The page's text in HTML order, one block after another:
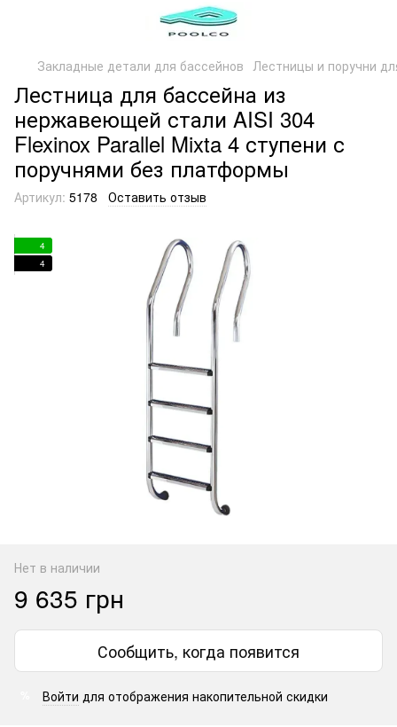
Закладные детали для бассейнов Лестницы и поручни
Лестница для бассейна из
нержавеющей стали AISI 304
Flexinox Parallel Mixta 4 ступени с
поручнями без платформы
Артикул: 5178 Оставить отзыв
4
4
Нет в наличии
9 635 грн
Сообщить, когда появится
Войти для отображения накопительной скидки